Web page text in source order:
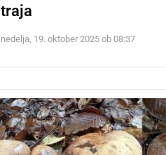
traja
nedelja, 19. oktober 2025 ob 08:37